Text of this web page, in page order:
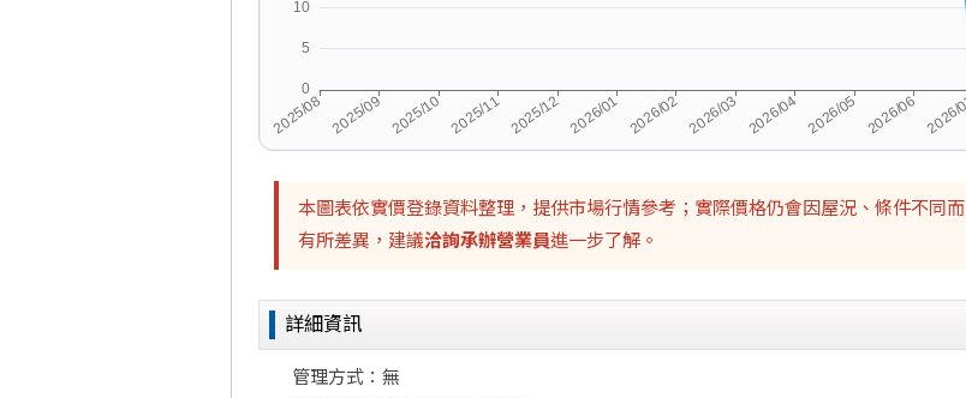
本圖表依實價登錄資料整理，提供市場行情參考；實際價格仍會因屋況、條件不同而
有所差異，建議洽詢承辦營業員進一步了解。
詳細資訊
管理方式：無